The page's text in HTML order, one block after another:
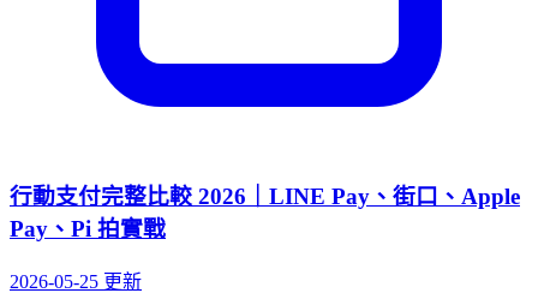
行動支付完整比較 2026｜LINE Pay、街口、Apple
Pay、Pi 拍實戰
2026-05-25 更新